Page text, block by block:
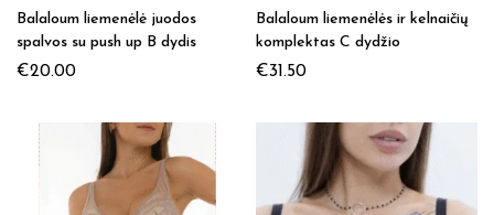
Balaloum liemenėlė juodos
spalvos su push up B dydis
€20.00
Balaloum liemenėlės ir kelnaičių
komplektas C dydžio
€31.50